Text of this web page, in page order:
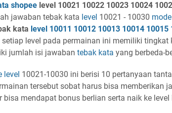
shopee level 10021 10022 10023 10024
jawaban tebak kata level 10021 - 10030
kata level 10011 10012 10013 10014
level pada permainan ini memiliki tingkat
jumlah isi jawaban tebak kata yang berbeda-
level 10021-10030 ini berisi 10 pertanyaan
tersebut sobat harus bisa memberikan
bisa mendapat bonus berlian serta naik ke level